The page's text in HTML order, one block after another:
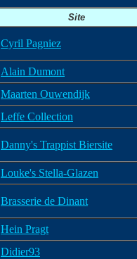
Site
Cyril Pagniez
Alain Dumont
Maarten Ouwendijk
Leffe Collection
Danny's Trappist Biersite
Louke's Stella-Glazen
Brasserie de Dinant
Hein Pragt
Didier93